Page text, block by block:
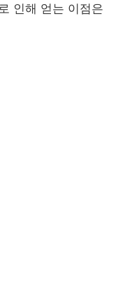
인해 얻는 이점은